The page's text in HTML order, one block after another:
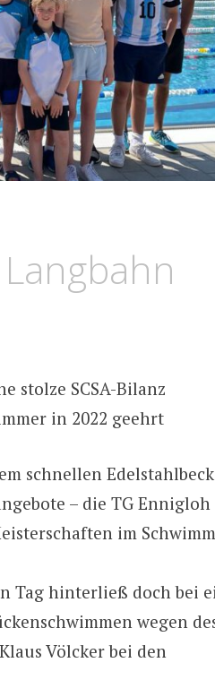
stolze SCSA-Bilanz
in 2022 geehrt
schnellen
– die TG Ennigloh
im
Tag hinterließ doch bei
wegen
Völcker bei den